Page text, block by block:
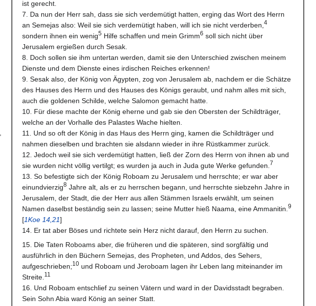
ist gerecht.
7. Da nun der Herr sah, dass sie sich verdemütigt hatten, erging das Wort des Herrn
an Semejas also: Weil sie sich verdemütigt haben, will ich sie nicht verderben, 4
sondern ihnen ein wenig5 Hilfe schaffen und mein Grimm6 soll sich nicht über
Jerusalem ergießen durch Sesak.
8. Doch sollen sie ihm untertan werden, damit sie den Unterschied zwischen meinem
Dienste und dem Dienste eines irdischen Reiches erkennen!
9. Sesak also, der König von Ägypten, zog von Jerusalem ab, nachdem er die Schätze
des Hauses des Herrn und des Hauses des Königs geraubt, und nahm alles mit sich,
auch die goldenen Schilde, welche Salomon gemacht hatte.
10. Für diese machte der König eherne und gab sie den Obersten der Schildträger,
welche an der Vorhalle des Palastes Wache hielten.
11. Und so oft der König in das Haus des Herrn ging, kamen die Schildträger und
nahmen dieselben und brachten sie alsdann wieder in ihre Rüstkammer zurück.
12. Jedoch weil sie sich verdemütigt hatten, ließ der Zorn des Herrn von ihnen ab und
sie wurden nicht völlig vertilgt; es wurden ja auch in Juda gute Werke gefunden. 7
13. So befestigte sich der König Roboam zu Jerusalem und herrschte; er war aber
einundvierzig8 Jahre alt, als er zu herrschen begann, und herrschte siebzehn Jahre in
Jerusalem, der Stadt, die der Herr aus allen Stämmen Israels erwählt, um seinen
Namen daselbst beständig sein zu lassen; seine Mutter hieß Naama, eine Ammanitin. 9
[1Koe 14,21]
14. Er tat aber Böses und richtete sein Herz nicht darauf, den Herrn zu suchen.
15. Die Taten Roboams aber, die früheren und die späteren, sind sorgfältig und
ausführlich in den Büchern Semejas, des Propheten, und Addos, des Sehers,
aufgeschrieben;10 und Roboam und Jeroboam lagen ihr Leben lang miteinander im
Streite. 11
16. Und Roboam entschlief zu seinen Vätern und ward in der Davidsstadt begraben.
Sein Sohn Abia ward König an seiner Statt.